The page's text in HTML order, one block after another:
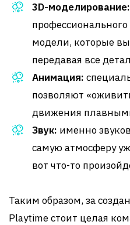
3D-моделирование:
модели, которые
передавая все
Анимация:
позволяют
движения
Звук: именно
самую атмосферу
вот что-то
Таким образом, за
Playtime стоит целая